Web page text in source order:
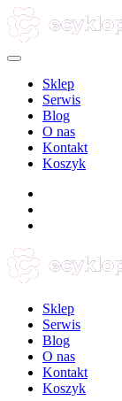
Sklep
Serwis
Blog
O nas
Kontakt
Koszyk
Sklep
Serwis
Blog
O nas
Kontakt
Koszyk